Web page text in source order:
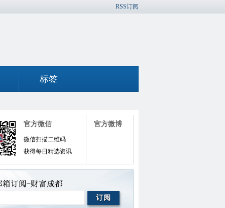
RSS订阅
标签
官方微信
微信扫描二维码
获得每日精选资讯
官方微博